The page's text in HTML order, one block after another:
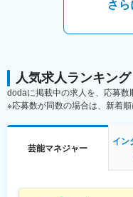
・クライアント（既
・チーム全体の業務
■ポジションの魅力：
◎裁量の大きさ
個々の裁量が大きく
企画・提案に自らの
◎グループシナジー
さ
人気求人ランキング
dodaに掲載中の求人を、応募数
※応募数が同数の場合は、新着順
芸能マネジャー
イン